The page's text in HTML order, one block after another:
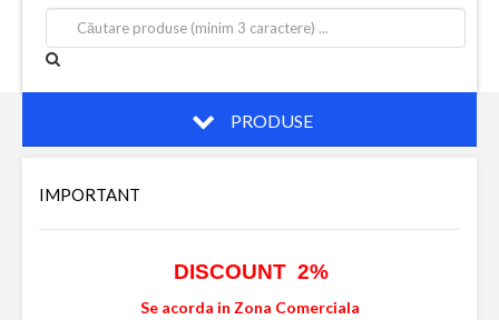
Servicii
Productie
Contact
PRODUSE
IMPORTANT
DISCOUNT 2%
Se acorda in Zona Comerciala